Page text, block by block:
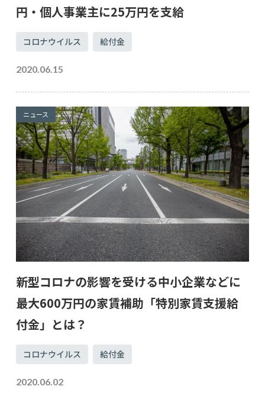
円・個人事業主に25万円を支給
コロナウイルス 給付金
2020.06.15
ニュース
新型コロナの影響を受ける中小企業などに
最大600万円の家賃補助「特別家賃支援給
付金」とは？
コロナウイルス 給付金
2020.06.02